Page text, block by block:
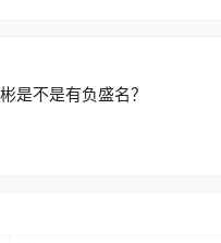
是不是有负盛名？